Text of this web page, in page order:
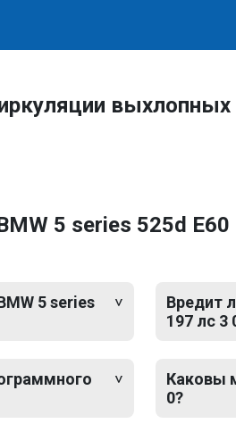
выхлопных
5 series 525d E60
5 series
Вредит
197 лс 3
Каковы
0?